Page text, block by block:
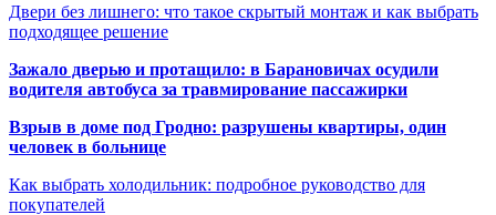
Двери без лишнего: что такое скрытый монтаж и как выбрать
подходящее решение
Зажало дверью и протащило: в Барановичах осудили
водителя автобуса за травмирование пассажирки
Взрыв в доме под Гродно: разрушены квартиры, один
человек в больнице
Как выбрать холодильник: подробное руководство для
покупателей